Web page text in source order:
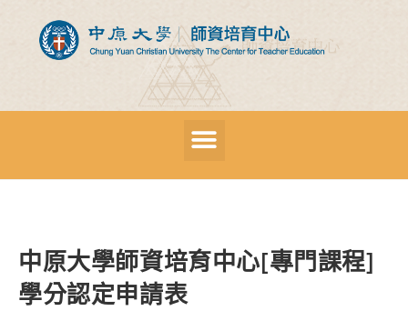
中原大學師資培育中心[專門課程]
學分認定申請表